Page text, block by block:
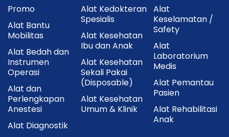
Promo
Alat Bantu
Mobilitas
Alat Bedah dan
Instrumen
Operasi
Alat dan
Perlengkapan
Anestesi
Alat Diagnostik
Alat Kedokteran
Spesialis
Alat Kesehatan
Ibu dan Anak
Alat Kesehatan
Sekali Pakai
(Disposable)
Alat Kesehatan
Umum & Klinik
Alat
Keselamatan /
Safety
Alat
Laboratorium
Medis
Alat Pemantau
Pasien
Alat Rehabilitasi
Anak